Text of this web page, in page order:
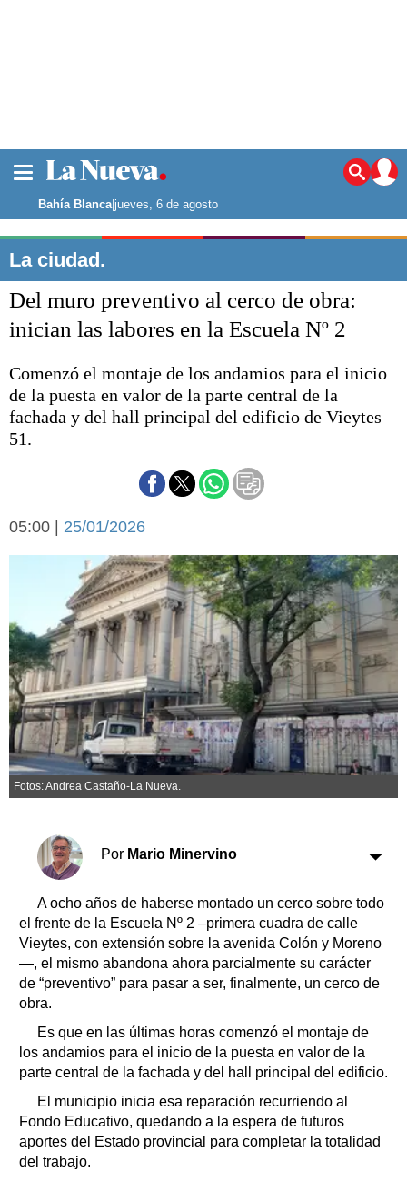
Noticias
La ciudad
Punta Alta
El mundo
Seguridad
Deportes
Escenario Olímpico
Liga del Sur
Básquetbol
Federal A
Aplausos
Con el campo
Espacio empresas
Sociedad y tiempo
libre
Sociedad
Tecnología
Turismo
Salud
Es viral
El tiempo
Cartón Lleno
Fúnebres
Horóscopo
Suplementos
Servicios
Farmacias
Transportes
Loterías
Datos Útiles
Teléfonos de urgencia
Bahía Blanca|jueves, 6 de agosto
La ciudad.
Del muro preventivo al cerco de obra:
inician las labores en la Escuela Nº 2
Comenzó el montaje de los andamios para el inicio
de la puesta en valor de la parte central de la
fachada y del hall principal del edificio de Vieytes
51.
05:00 | 25/01/2026
Fotos: Andrea Castaño-La Nueva.
Por Mario Minervino
A ocho años de haberse montado un cerco sobre todo
el frente de la Escuela Nº 2 –primera cuadra de calle
Vieytes, con extensión sobre la avenida Colón y Moreno
—, el mismo abandona ahora parcialmente su carácter
de “preventivo” para pasar a ser, finalmente, un cerco de
obra.
Es que en las últimas horas comenzó el montaje de
los andamios para el inicio de la puesta en valor de la
parte central de la fachada y del hall principal del edificio.
El municipio inicia esa reparación recurriendo al
Fondo Educativo, quedando a la espera de futuros
aportes del Estado provincial para completar la totalidad
del trabajo.